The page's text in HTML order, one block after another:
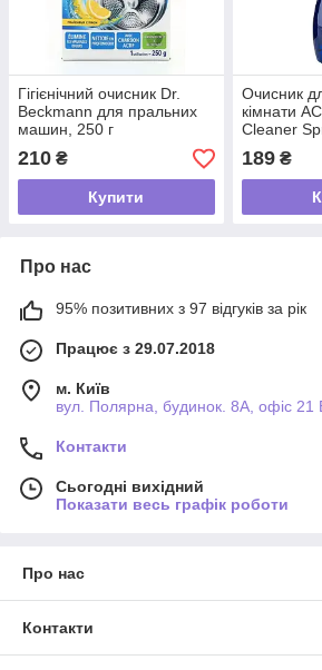
Гігієнічний очисник Dr.
Beckmann для пральних
машин, 250 г
210 ₴
Купити
Очисник
кімнати
Cleaner
вапняного
мл
189₴
Про нас
95% позитивних з 97 відгуків за рік
Працює з 29.07.2018
м. Київ
вул. Полярна, будинок. 8А, офіс 21
Контакти
Сьогодні вихідний
Показати весь графік роботи
Про нас
Контакти